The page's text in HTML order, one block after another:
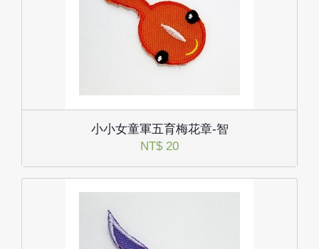
小小女童軍五育梅花章-智
NT$ 20